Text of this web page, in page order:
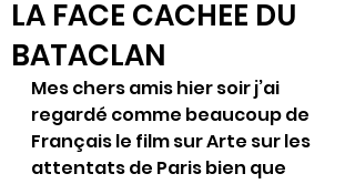
LA FACE CACHEE DU
BATACLAN
Mes chers amis hier soir j’ai
regardé comme beaucoup de
Français le film sur Arte sur les
attentats de Paris bien que